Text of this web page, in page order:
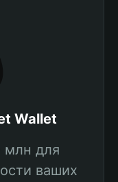
Wallet
для
ваших